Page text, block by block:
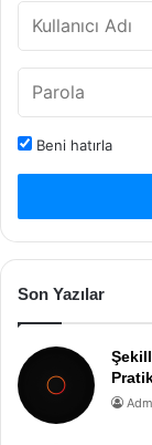
Beni hatırla
Son Yazılar